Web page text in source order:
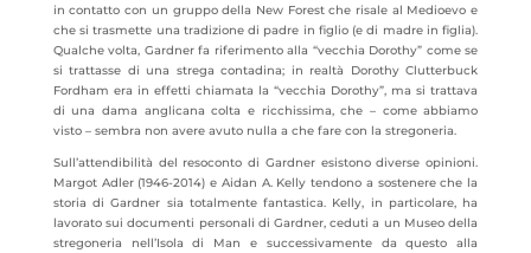
in contatto con un gruppo della New Forest che risale al Medioevo e
che si trasmette una tradizione di padre in figlio (e di madre in figlia).
Qualche volta, Gardner fa riferimento alla “vecchia Dorothy” come se
si trattasse di una strega contadina; in realtà Dorothy Clutterbuck
Fordham era in effetti chiamata la “vecchia Dorothy”, ma si trattava
di una dama anglicana colta e ricchissima, che – come abbiamo
visto – sembra non avere avuto nulla a che fare con la stregoneria.
Sull’attendibilità del resoconto di Gardner esistono diverse opinioni.
Margot Adler (1946-2014) e Aidan A. Kelly tendono a sostenere che la
storia di Gardner sia totalmente fantastica. Kelly, in particolare, ha
lavorato sui documenti personali di Gardner, ceduti a un Museo della
stregoneria nell’Isola di Man e successivamente da questo alla